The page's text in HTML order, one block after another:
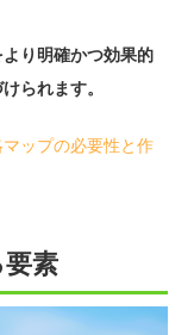
り明確かつ効果的
られます。
ップの必要性と作
素